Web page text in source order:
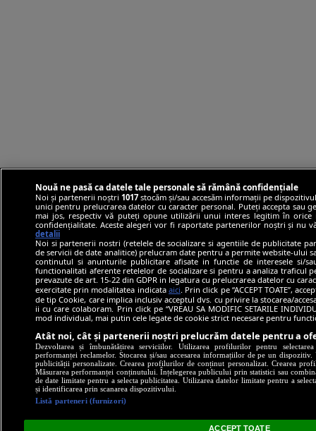
Nouă ne pasă ca datele tale personale să rămână confidențiale
Noi și partenerii noștri 1017stocăm și/sau accesăm informații pe
unici pentru prelucrarea datelor cu caracter personal. Puteți accepta sau
mai jos, respectiv vă puteți opune utilizării unui interes legitim în
confidențialitate. Aceste alegeri vor fi raportate partenerilor noștri și nu
detalii
Noi si partenerii nostri (retelele de socializare si agentiile de publicitate
de servicii de date analitice) prelucram date pentru a permite website-ului
continutul si anunturile publicitare afisate in functie de interesele si/
functionalitati aferente retelelor de socializare si pentru a analiza traficul
prevazute de art. 15-22 din GDPR in legatura cu prelucrarea datelor cu
exercitate prin modalitatea indicata aici . Prin click pe “ACCEPT TOATE”,
de tip Cookie, care implica inclusiv acceptul dvs. cu privire la stocarea/
ii cu care colaboram. Prin click pe “VREAU SA MODIFIC SETARILE
mod individual, mai putin cele legate de cookie strict necesare pentru
Atât noi, cât și partenerii noștri prelucrăm datele pentru a
Dezvoltarea și îmbunătățirea serviciilor. Utilizarea profilurilor pentru
performanței reclamelor. Stocarea și/sau accesarea informațiilor de pe un
publicității personalizate. Crearea profilurilor de conținut personalizat. Crearea
Măsurarea performanței conținutului. Înțelegerea publicului prin statistici sau
de date limitate pentru a selecta publicitatea. Utilizarea datelor limitate pentru a
și identificarea prin scanarea dispozitivului.
Listă parteneri (furnizori)
ACCEPT TOATE